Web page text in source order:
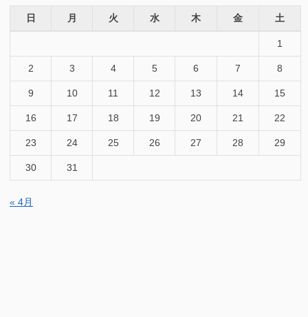
日 月 火 水 木 金 土
1
2 3 4 5 6 7 8
9 10 11 12 13 14 15
16 17 18 19 20 21 22
23 24 25 26 27 28 29
30 31
« 4月